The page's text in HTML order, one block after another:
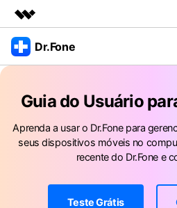
Produtos em destaque
Utilitários
Visão geral
Soluções
Sala de imprensa
Dr.Fone
Productos
Para Celular
Guia & Suporte
Guia do Usuário
Aprenda a usar o Dr.Fone para
seus dispositivos móveis no
recente do Dr.Fone e
Teste Grátis